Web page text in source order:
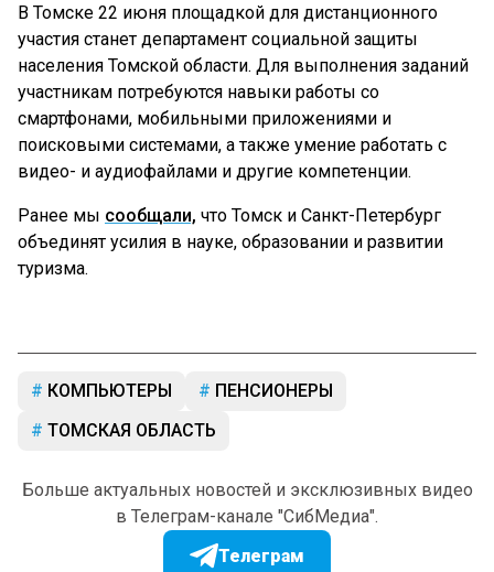
В Томске 22 июня площадкой для дистанционного
участия станет департамент социальной защиты
населения Томской области. Для выполнения заданий
участникам потребуются навыки работы со
смартфонами, мобильными приложениями и
поисковыми системами, а также умение работать с
видео- и аудиофайлами и другие компетенции.
Ранее мы сообщали, что Томск и Санкт-Петербург
объединят усилия в науке, образовании и развитии
туризма.
КОМПЬЮТЕРЫ
ПЕНСИОНЕРЫ
ТОМСКАЯ ОБЛАСТЬ
Больше актуальных новостей и эксклюзивных видео
в Телеграм-канале "СибМедиа".
Телеграм